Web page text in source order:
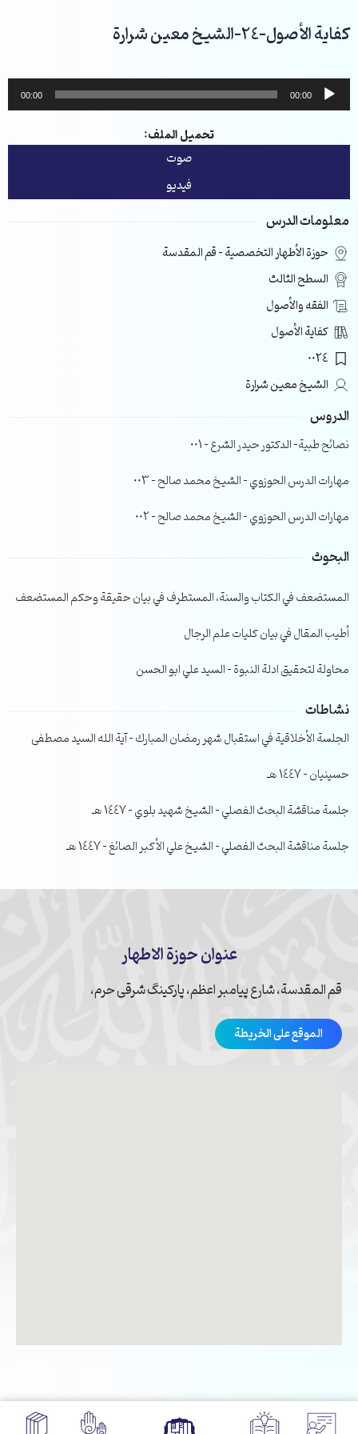
إلى
المحتوى
كفاية الأصول-24-الشيخ معين شرارة
مشغل
الصوت
00:00
00:00
تحميل الملف:
صوت
فيديو
معلومات الدرس
حوزة الأطهار التخصصية – قم المقدسة
السطح الثالث
الفقه والأصول
كفاية الأصول
0024
الشيخ معين شرارة
الدروس
نصائح طبية- الدكتور حيدر الشرع – 001
مهارات الدرس الحوزوي – الشيخ محمد صالح – 003
مهارات الدرس الحوزوي – الشيخ محمد صالح – 002
البحوث
المستضعف في الكتاب والسنة، المستطرف في بيان حقيقة وحكم المستضعف
أطيب المقال في بيان كليات علم الرجال
محاولة لتحقيق ادلة النبوة – السيد علي ابو الحسن
نشاطات
الجلسة الأخلاقية في استقبال شهر رمضان المبارك – آية الله السيد مصطفى
حسينيان – 1447 هـ
جلسة مناقشة البحث الفصلي – الشيخ شهيد بلوي – 1447 هـ
جلسة مناقشة البحث الفصلي – الشيخ علي الأكبر الصائغ – 1447 هـ
عنوان حوزة الاطهار
قم المقدسة، شارع پیامبر اعظم، پارکینگ شرقی حرم،
الموقع على الخريطة